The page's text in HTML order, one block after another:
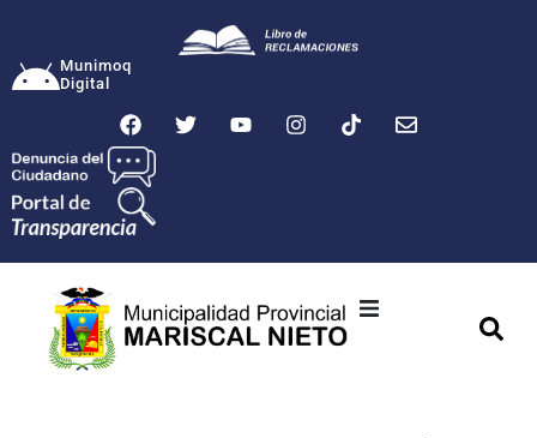
Munimoq
Digital